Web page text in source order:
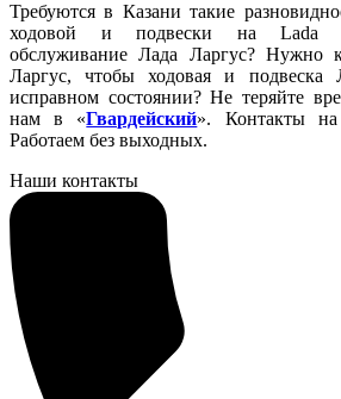
Требуются в Казани такие
ходовой и подвески на Lada
обслуживание Лада Ларгус? Нужно
Ларгус, чтобы ходовая и
исправном состоянии? Не теряйте
нам в «Гвардейский». Контакты на
Работаем без выходных.
Наши контакты